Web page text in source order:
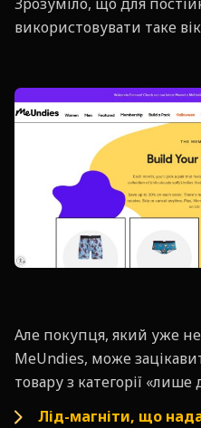
використовувати таке
Але покупця, який уже
MeUndies, може
товару з категорії «лише
Лід-магніти, що